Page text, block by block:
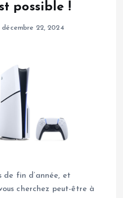
possible !
décembre 22, 2024
de fin d’année, et
cherchez peut-être à